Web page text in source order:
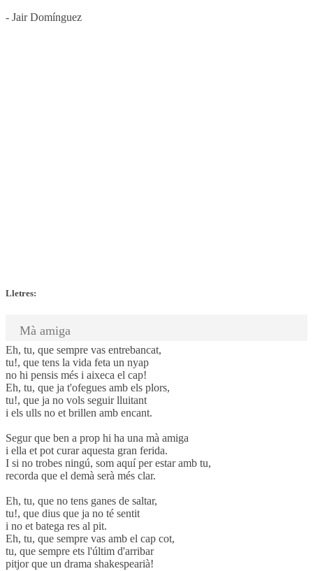
- Jair Domínguez
Lletres:
Mà amiga
Eh, tu, que sempre vas entrebancat,
tu!, que tens la vida feta un nyap
no hi pensis més i aixeca el cap!
Eh, tu, que ja t'ofegues amb els plors,
tu!, que ja no vols seguir lluitant
i els ulls no et brillen amb encant.
Segur que ben a prop hi ha una mà amiga
i ella et pot curar aquesta gran ferida.
I si no trobes ningú, som aquí per estar amb tu,
recorda que el demà serà més clar.
Eh, tu, que no tens ganes de saltar,
tu!, que dius que ja no té sentit
i no et batega res al pit.
Eh, tu, que sempre vas amb el cap cot,
tu, que sempre ets l'últim d'arribar
pitjor que un drama shakespearià!